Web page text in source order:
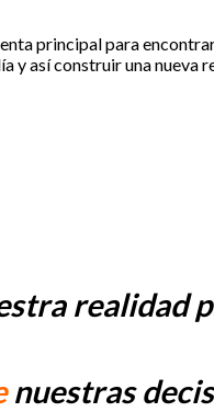
principal para
así construir una
realidad
nuestras